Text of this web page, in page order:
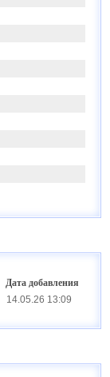
Дата добавления
14.05.26 13:09